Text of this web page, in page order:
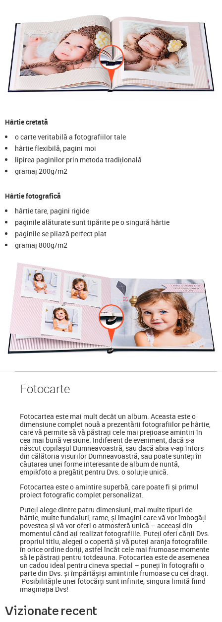
Hârtie cretată
o carte veritabilă a fotografiilor tale
hârtie flexibilă, pagini moi
lipirea paginilor prin metoda tradițională
gramaj 200g/m2
Hârtie fotografică
hârtie tare, pagini rigide
paginile alăturate sunt tipărite pe o singură hârtie
paginile se pliază perfect plat
gramaj 800g/m2
Fotocarte
Fotocartea este mai mult decât un album. Aceasta este o
dimensiune complet nouă a prezentării fotografiilor pe hârtie,
care vă permite să vă păstrați cele mai prețioase amintiri în
cea mai bună versiune. Indiferent de eveniment, dacă s-a
născut copilașul Dumneavoastră, sau dacă abia v-ați întors
din călătoria visurilor Dumneavoastră, sau poate sunteți în
căutarea unei forme interesante de album de nuntă,
empikfoto a pregătit pentru Dvs. o soluție unică.
Fotocartea este o amintire superbă, care poate fi și primul
proiect fotografic complet personalizat.
Puteți alege dintre patru dimensiuni, mai multe tipuri de
hârtie, multe fundaluri, rame, și imagini care vă vor îmbogăți
povestea și vă vor oferi o atmosferă unică – aceeași din
momentul când ați realizat fotografiile. Puteți oferi cărții Dvs.
propriul titlu, alegeți o copertă și vă puteți aranja fotografiile
în orice ordine doriți, astfel încât cele mai frumoase momente
să le păstrați pentru totdeauna. Fotocartea este de asemenea
un cadou ideal pentru cineva special – puneți în fotografii o
parte din Dvs. și împărtășiși amintirile frumoase cu cei dragi.
Posibilitățile unei fotocărți sunt infinite, singura limită fiind
imaginația Dvs!
Vizionate recent